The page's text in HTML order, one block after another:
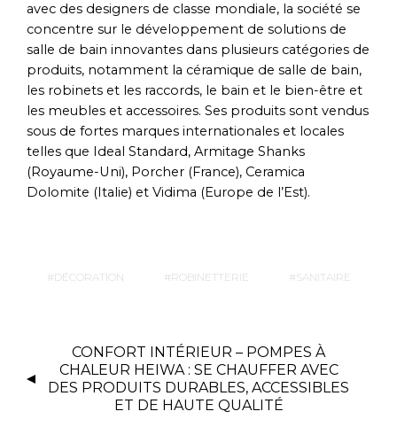
avec des designers de classe mondiale, la société se
concentre sur le développement de solutions de
salle de bain innovantes dans plusieurs catégories de
produits, notamment la céramique de salle de bain,
les robinets et les raccords, le bain et le bien-être et
les meubles et accessoires. Ses produits sont vendus
sous de fortes marques internationales et locales
telles que Ideal Standard, Armitage Shanks
(Royaume-Uni), Porcher (France), Ceramica
Dolomite (Italie) et Vidima (Europe de l’Est).
DÉCORATION ROBINETTERIE SANITAIRE
CONFORT INTÉRIEUR – POMPES À
CHALEUR HEIWA : SE CHAUFFER AVEC
DES PRODUITS DURABLES, ACCESSIBLES
ET DE HAUTE QUALITÉ